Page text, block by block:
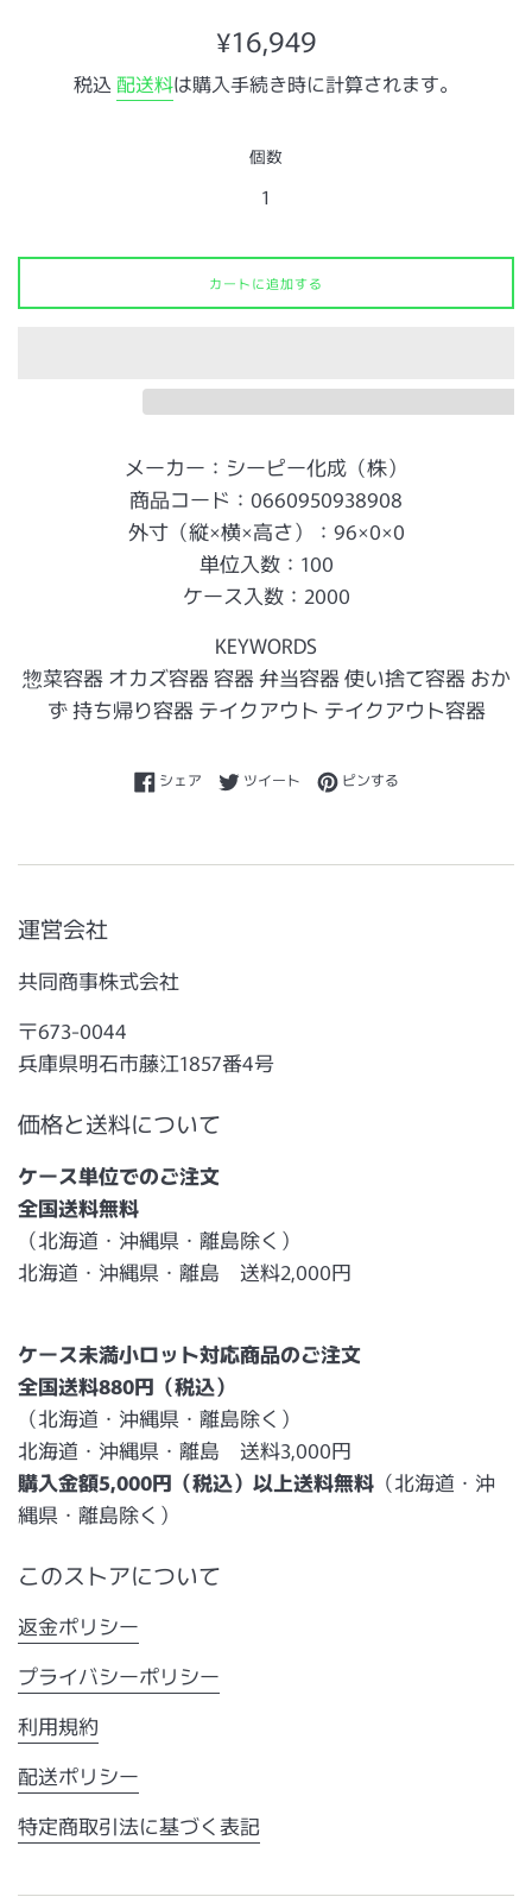
通
価
¥16,949
税込 配送料は購入手続き時に計算されます。
個数
カートに追加する
メーカー：シーピー化成（株）
商品コード：0660950938908
外寸（縦×横×高さ）：96×0×0
単位入数：100
ケース入数：2000
KEYWORDS
惣菜容器 オカズ容器 容器 弁当容器 使い捨て容器 おか
ず 持ち帰り容器 テイクアウト テイクアウト容器
シェアFacebookでシェアする
ツイートTwitterに投稿する
ピンするPinterestでピンする
運営会社
共同商事株式会社
〒673-0044
兵庫県明石市藤江1857番4号
価格と送料について
ケース単位でのご注文
全国送料無料
（北海道・沖縄県・離島除く）
北海道・沖縄県・離島 送料2,000円
ケース未満小ロット対応商品のご注文
全国送料880円（税込）
（北海道・沖縄県・離島除く）
北海道・沖縄県・離島 送料3,000円
購入金額5,000円（税込）以上送料無料 （北海道・沖
縄県・離島除く）
このストアについて
返金ポリシー
プライバシーポリシー
利用規約
配送ポリシー
特定商取引法に基づく表記